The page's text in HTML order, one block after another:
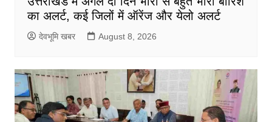
का अलर्ट, कई जिलों में ऑरेंज और येलो अलर्ट
देवभूमि खबर August 8, 2026